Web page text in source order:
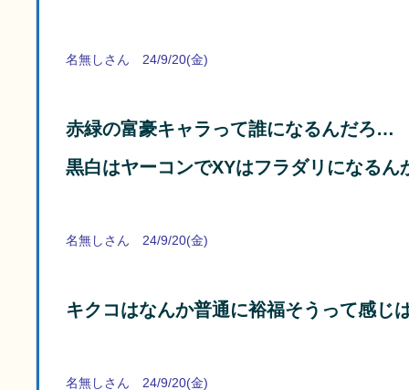
名無しさん 24/9/20(金)
赤緑の富豪キャラって誰になるんだろ…
黒白はヤーコンでXYはフラダリになるん
名無しさん 24/9/20(金)
キクコはなんか普通に裕福そうって感じ
名無しさん 24/9/20(金)